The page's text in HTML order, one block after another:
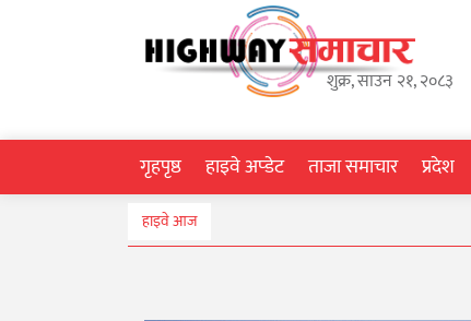
शुक्र, साउन २१, २०८३
गृहपृष्ठ हाइवे अप्डेट ताजा समाचार प्रदेश
हाइवे आज